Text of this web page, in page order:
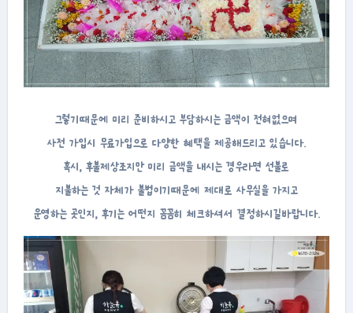
그렇기때문에 미리 준비하시고 부담하시는 금액이 전혀없으며
사전 가입시 무료가입으로 다양한 혜택을 제공해드리고 있습니다.
혹시, 후불제상조지만 미리 금액을 내시는 경우라면 선불로
지불하는 것 자체가 불법이기때문에 제대로 사무실을 가지고
운영하는 곳인지, 후기는 어떤지 꼼꼼히 체크하셔서 결정하시길바랍니다.